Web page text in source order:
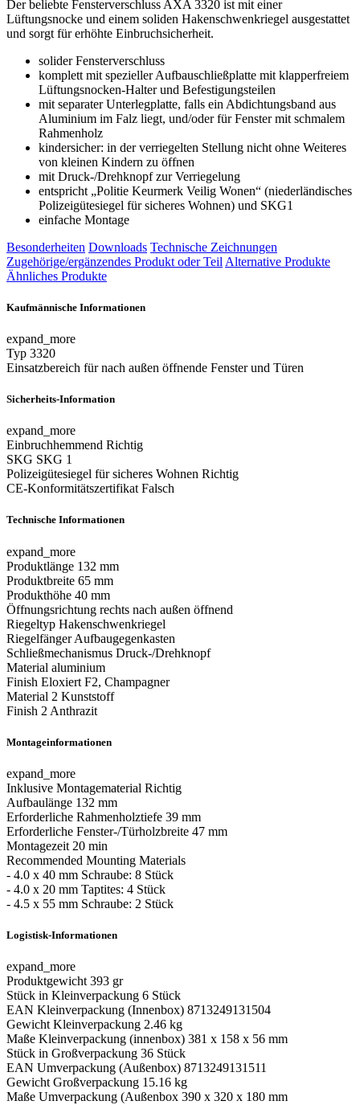
Der beliebte Fensterverschluss AXA 3320 ist mit einer
Lüftungsnocke und einem soliden Hakenschwenkriegel ausgestattet
und sorgt für erhöhte Einbruchsicherheit.
solider Fensterverschluss
komplett mit spezieller Aufbauschließplatte mit klapperfreiem
Lüftungsnocken-Halter und Befestigungsteilen
mit separater Unterlegplatte, falls ein Abdichtungsband aus
Aluminium im Falz liegt, und/oder für Fenster mit schmalem
Rahmenholz
kindersicher: in der verriegelten Stellung nicht ohne Weiteres
von kleinen Kindern zu öffnen
mit Druck-/Drehknopf zur Verriegelung
entspricht „Politie Keurmerk Veilig Wonen“ (niederländisches
Polizeigütesiegel für sicheres Wohnen) und SKG1
einfache Montage
Besonderheiten Downloads Technische Zeichnungen
Zugehörige/ergänzendes Produkt oder Teil Alternative Produkte
Ähnliches Produkte
Kaufmännische Informationen
expand_more
Typ 3320
Einsatzbereich für nach außen öffnende Fenster und Türen
Sicherheits-Information
expand_more
Einbruchhemmend Richtig
SKG SKG 1
Polizeigütesiegel für sicheres Wohnen Richtig
CE-Konformitätszertifikat Falsch
Technische Informationen
expand_more
Produktlänge 132 mm
Produktbreite 65 mm
Produkthöhe 40 mm
Öffnungsrichtung rechts nach außen öffnend
Riegeltyp Hakenschwenkriegel
RiegelfängerAufbaugegenkasten
Schließmechanismus Druck-/Drehknopf
Material aluminium
Finish Eloxiert F2, Champagner
Material 2 Kunststoff
Finish 2 Anthrazit
Montageinformationen
expand_more
Inklusive Montagematerial Richtig
Aufbaulänge 132 mm
Erforderliche Rahmenholztiefe 39 mm
Erforderliche Fenster-/Türholzbreite 47 mm
Montagezeit 20 min
Recommended Mounting Materials
- 4.0 x 40 mm Schraube: 8 Stück
- 4.0 x 20 mm Taptites: 4 Stück
- 4.5 x 55 mm Schraube: 2 Stück
Logistisk-Informationen
expand_more
Produktgewicht 393 gr
Stück in Kleinverpackung 6 Stück
EAN Kleinverpackung (Innenbox) 8713249131504
Gewicht Kleinverpackung 2.46 kg
Maße Kleinverpackung (innenbox) 381 x 158 x 56 mm
Stück in Großverpackung 36 Stück
EAN Umverpackung (Außenbox) 8713249131511
Gewicht Großverpackung 15.16 kg
Maße Umverpackung (Außenbox 390 x 320 x 180 mm